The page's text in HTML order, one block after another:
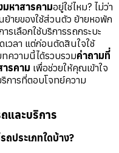
มหาสารคามอยู่ใช่ไหม? ไม่ว่า
ายของใช้ส่วนตัว ย้ายหอพัก
เลือกใช้บริการรถกระบะ
เวลา แต่ก่อนตัดสินใจใช้
ความนี้ได้รวบรวมคำถามที่
รคาม เพื่อช่วยให้คุณเข้าใจ
การที่ตอบโจทย์ความ
และบริการ
ถประเภทใดบ้าง?